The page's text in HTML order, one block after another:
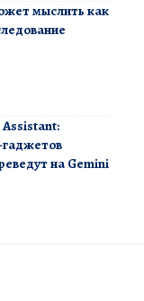
мыслить как
на Gemini